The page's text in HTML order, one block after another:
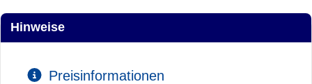
Hinweise
Preisinformationen